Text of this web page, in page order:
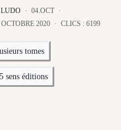
04.OCT
OCTOBRE 2020 CLICS : 6199
tomes
5 sens éditions